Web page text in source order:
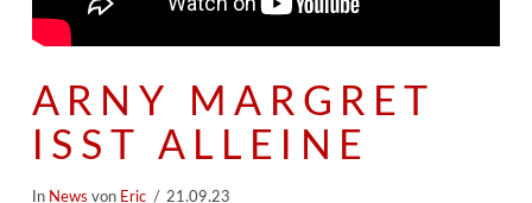
ARNY MARGRET
ISST ALLEINE
In News von Eric 21.09.23